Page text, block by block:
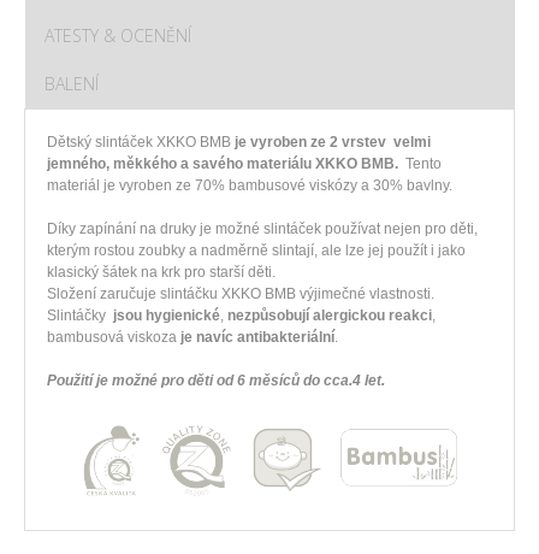
ATESTY & OCENĚNÍ
BALENÍ
Dětský slintáček XKKO BMB je vyroben ze 2 vrstev velmi
jemného, měkkého a savého materiálu XKKO BMB. Tento
materiál je vyroben ze 70% bambusové viskózy a 30% bavlny.
Díky zapínání na druky je možné slintáček používat nejen pro děti,
kterým rostou zoubky a nadměrně slintají, ale lze jej použít i jako
klasický šátek na krk pro starší děti.
Složení zaručuje slintáčku XKKO BMB výjimečné vlastnosti.
Slintáčky jsou hygienické, nezpůsobují alergickou reakci,
bambusová viskoza je navíc antibakteriální.
Použití je možné pro děti od 6 měsíců do cca.4 let.